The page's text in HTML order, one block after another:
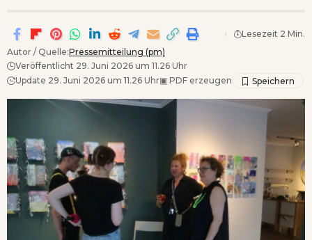
Autor / Quelle:Pressemitteilung (pm)
Veröffentlicht 29. Juni 2026 um 11.26 Uhr
Update 29. Juni 2026 um 11.26 Uhr▣ PDF erzeugen
Lesezeit 2 Min.